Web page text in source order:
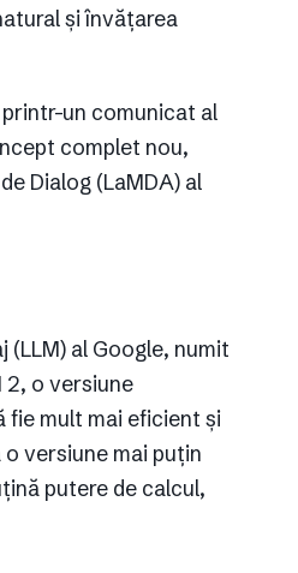
și învățarea
un comunicat al
complet nou,
Dialog (LaMDA) al
(LLM) al Google, numit
2, o versiune
fie mult mai eficient și
versiune mai puțin
putere de calcul,